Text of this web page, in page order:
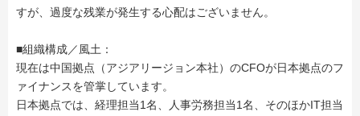
すが、過度な残業が発生する心配はございません。
■組織構成／風土：
現在は中国拠点（アジアリージョン本社）のCFOが日本拠点のフ
ァイナンスを管掌しています。
日本拠点では、経理担当1名、人事労務担当1名、そのほかIT担当